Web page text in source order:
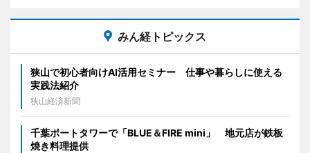
みん経トピックス
狭山で初心者向けAI活用セミナー 仕事や暮らしに使える
実践法紹介
狭山経済新聞
千葉ポートタワーで「BLUE＆FIRE mini」 地元店が鉄板
焼き料理提供